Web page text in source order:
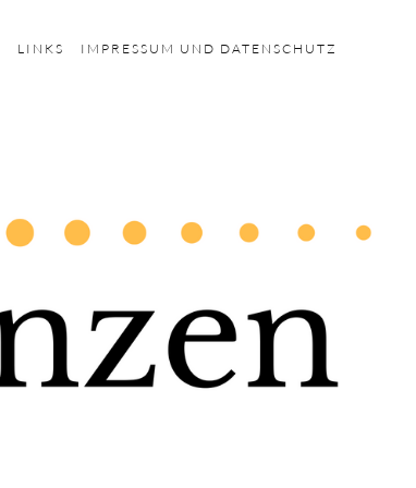
LINKS IMPRESSUM UND DATENSCHUTZ